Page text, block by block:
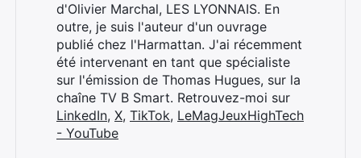
d'Olivier Marchal, LES LYONNAIS. En
outre, je suis l'auteur d'un ouvrage
publié chez l'Harmattan. J'ai récemment
été intervenant en tant que spécialiste
sur l'émission de Thomas Hugues, sur la
chaîne TV B Smart. Retrouvez-moi sur
LinkedIn, X, TikTok, LeMagJeuxHighTech
- YouTube